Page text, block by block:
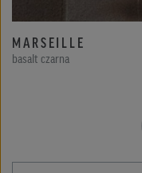
MARSEILLE
basalt czarna